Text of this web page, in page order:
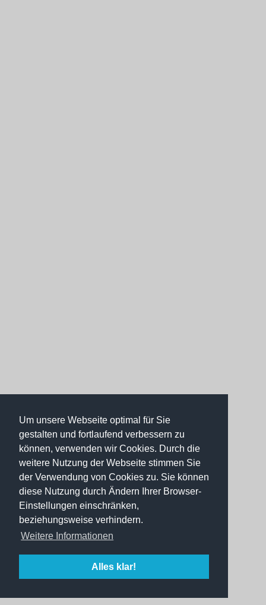
Um unsere Webseite optimal für Sie
gestalten und fortlaufend verbessern zu
können, verwenden wir Cookies. Durch die
weitere Nutzung der Webseite stimmen Sie
der Verwendung von Cookies zu. Sie können
diese Nutzung durch Ändern Ihrer Browser-
Einstellungen einschränken,
beziehungsweise verhindern.
Weitere Informationen
Alles klar!